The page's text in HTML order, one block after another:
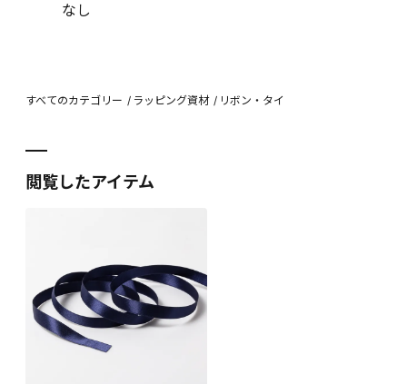
なし
すべてのカテゴリー ラッピング資材 リボン・タイ
閲覧したアイテム